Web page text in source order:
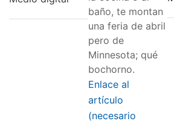
baño, te montan
una feria de abril
pero de
Minnesota; qué
bochorno.
Enlace al
artículo
(necesario